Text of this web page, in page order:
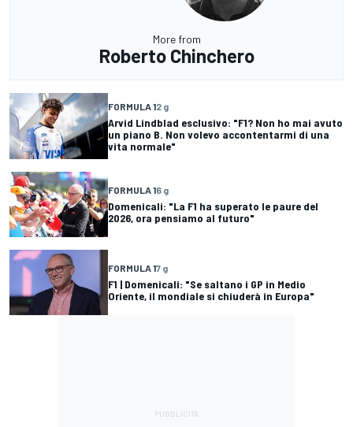
More from
Roberto Chinchero
FORMULA 12 g
Arvid Lindblad esclusivo: "F1? Non ho mai avuto
un piano B. Non volevo accontentarmi di una
vita normale"
FORMULA 16 g
Domenicali: "La F1 ha superato le paure del
2026, ora pensiamo al futuro"
FORMULA 17 g
F1 | Domenicali: "Se saltano i GP in Medio
Oriente, il mondiale si chiuderà in Europa"